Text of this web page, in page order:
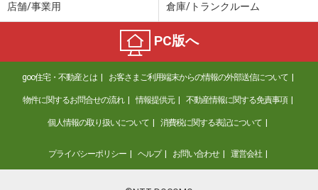
店舗/事業用 倉庫/トランクルーム
PC版へ
goo住宅・不動産とは お客さまご利用端末からの情報の外部送信について
物件に関するお問合せの流れ 情報提供元 不動産情報に関する免責事項
個人情報の取り扱いについて 消費税に関する表記について
プライバシーポリシー ヘルプ お問い合わせ 運営会社